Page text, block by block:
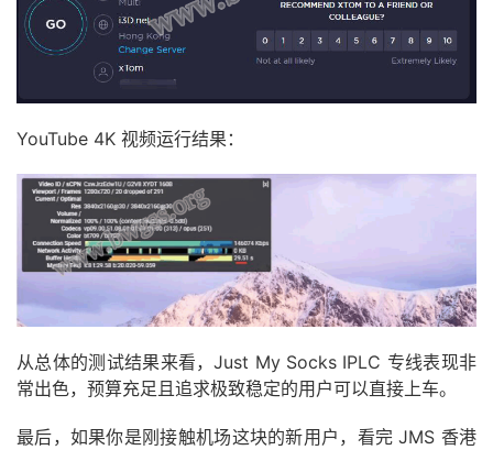
YouTube 4K 视频运行结果：
从总体的测试结果来看，Just My Socks IPLC 专线表现非
常出色，预算充足且追求极致稳定的用户可以直接上车。
最后，如果你是刚接触机场这块的新用户，看完 JMS 香港